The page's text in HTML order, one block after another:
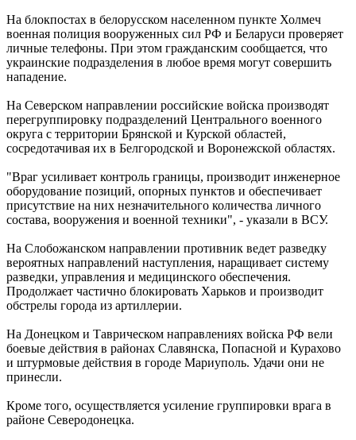
На блокпостах в белорусском населенном пункте Холмеч
военная полиция вооруженных сил РФ и Беларуси проверяет
личные телефоны. При этом гражданским сообщается, что
украинские подразделения в любое время могут совершить
нападение.
На Северском направлении российские войска производят
перегруппировку подразделений Центрального военного
округа с территории Брянской и Курской областей,
сосредотачивая их в Белгородской и Воронежской областях.
"Враг усиливает контроль границы, производит инженерное
оборудование позиций, опорных пунктов и обеспечивает
присутствие на них незначительного количества личного
состава, вооружения и военной техники", - указали в ВСУ.
На Слобожанском направлении противник ведет разведку
вероятных направлений наступления, наращивает систему
разведки, управления и медицинского обеспечения.
Продолжает частично блокировать Харьков и производит
обстрелы города из артиллерии.
На Донецком и Таврическом направлениях войска РФ вели
боевые действия в районах Славянска, Попасной и Курахово
и штурмовые действия в городе Мариуполь. Удачи они не
принесли.
Кроме того, осуществляется усиление группировки врага в
районе Северодонецка.